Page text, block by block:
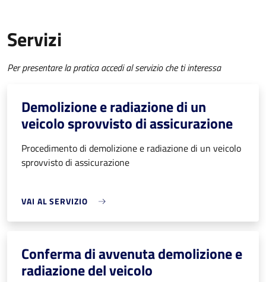
Servizi
Per presentare la pratica accedi al servizio che ti interessa
Demolizione e radiazione di un
veicolo sprovvisto di assicurazione
Procedimento di demolizione e radiazione di un veicolo
sprovvisto di assicurazione
VAI AL SERVIZIO
Conferma di avvenuta demolizione e
radiazione del veicolo